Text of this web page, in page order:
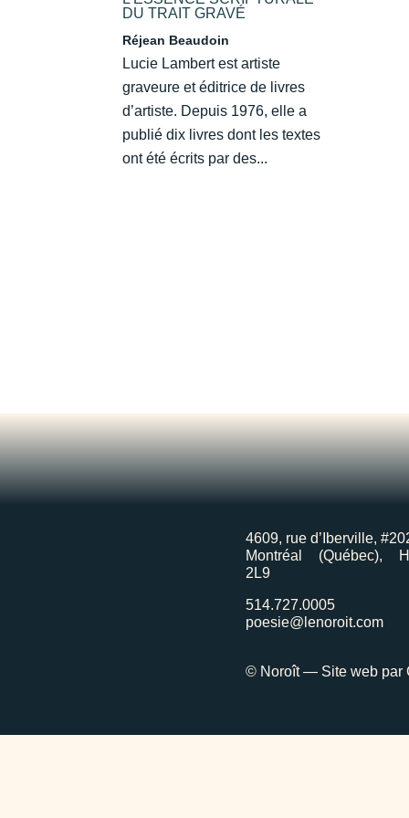
DU TRAIT GRAVÉ
Réjean Beaudoin
Lucie Lambert est artiste
graveure et éditrice de livres
d’artiste. Depuis 1976, elle a
publié dix livres dont les textes
ont été écrits par des...
4609, rue d’Iberville,
Montréal (Québec),
2L9
514.727.0005
poesie@lenoroit.com
© Noroît — Site web par